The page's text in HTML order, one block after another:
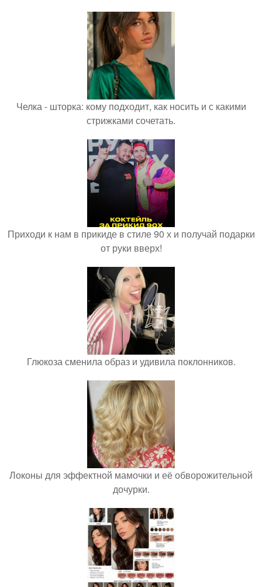
Челка - шторка: кому подходит, как носить и с какими
стрижками сочетать.
Приходи к нам в прикиде в стиле 90 х и получай подарки
от руки вверх!
Глюкоза сменила образ и удивила поклонников.
Локоны для эффектной мамочки и её обворожительной
дочурки.